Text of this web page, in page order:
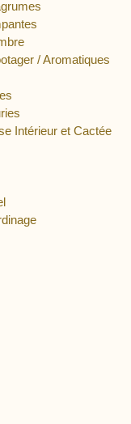
/ Aromatiques
Intérieur et Cactée